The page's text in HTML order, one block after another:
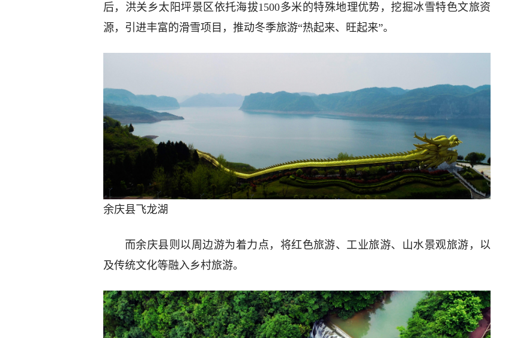
后，洪关乡太阳坪景区依托海拔1500多米的特殊地理优势，挖掘冰雪特色文旅资
源，引进丰富的滑雪项目，推动冬季旅游“热起来、旺起来”。
余庆县飞龙湖
而余庆县则以周边游为着力点，将红色旅游、工业旅游、山水景观旅游，以
及传统文化等融入乡村旅游。